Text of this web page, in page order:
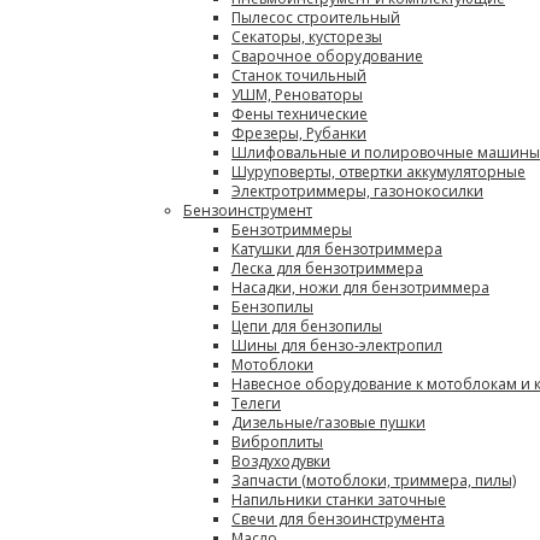
Пылесос строительный
Секаторы, кусторезы
Сварочное оборудование
Станок точильный
УШМ, Реноваторы
Фены технические
Фрезеры, Рубанки
Шлифовальные и полировочные машины
Шуруповерты, отвертки аккумуляторные
Электротриммеры, газонокосилки
Бензоинструмент
Бензотриммеры
Катушки для бензотриммера
Леска для бензотриммера
Насадки, ножи для бензотриммера
Бензопилы
Цепи для бензопилы
Шины для бензо-электропил
Мотоблоки
Навесное оборудование к мотоблокам и
Телеги
Дизельные/газовые пушки
Виброплиты
Воздуходувки
Запчасти (мотоблоки, триммера, пилы)
Напильники станки заточные
Свечи для бензоинструмента